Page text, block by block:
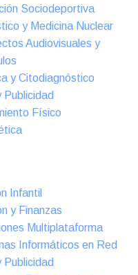
Sociodeportiva
y Medicina Nuclear
Audiovisuales y
y Citodiagnóstico
Publicidad
Físico
Infantil
y Finanzas
Multiplataforma
Informáticos en Red
Publicidad